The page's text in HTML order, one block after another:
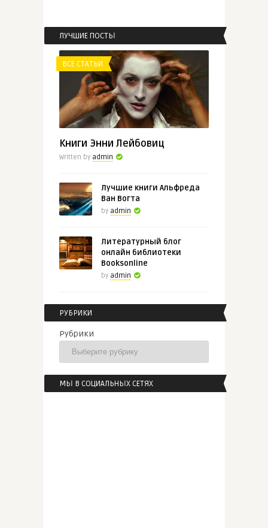
ВСЕ СТАТЬИ
Ян Потоцкий «Рукопись,
найденн ...
ЛУЧШИЕ ПОСТЫ
ВСЕ СТАТЬИ
Книги Энни Лейбовиц
Written by admin
Лучшие книги Альфреда
Ван Вогта
by admin
Литературный блог
онлайн библиотеки
Booksonline
by admin
РУБРИКИ
Рубрики
МЫ В СОЦИАЛЬНЫХ СЕТЯХ